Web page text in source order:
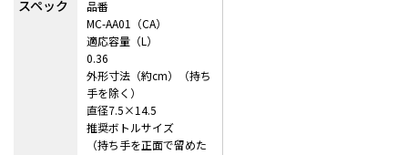
スペック
品番
MC-AA01（CA）
適応容量（L）
0.36
外形寸法（約cm）（持ち
手を除く）
直径7.5×14.5
推奨ボトルサイズ
（持ち手を正面で留めた